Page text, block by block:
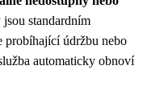
standardním
probíhající údržbu nebo
automaticky obnoví